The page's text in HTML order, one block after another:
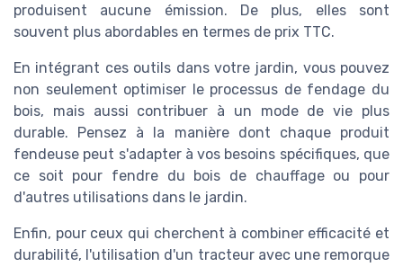
produisent aucune émission. De plus, elles sont
souvent plus abordables en termes de prix TTC.
En intégrant ces outils dans votre jardin, vous pouvez
non seulement optimiser le processus de fendage du
bois, mais aussi contribuer à un mode de vie plus
durable. Pensez à la manière dont chaque produit
fendeuse peut s'adapter à vos besoins spécifiques, que
ce soit pour fendre du bois de chauffage ou pour
d'autres utilisations dans le jardin.
Enfin, pour ceux qui cherchent à combiner efficacité et
durabilité, l'utilisation d'un tracteur avec une remorque